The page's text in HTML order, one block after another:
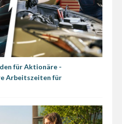
für Aktionäre -
Arbeitszeiten für